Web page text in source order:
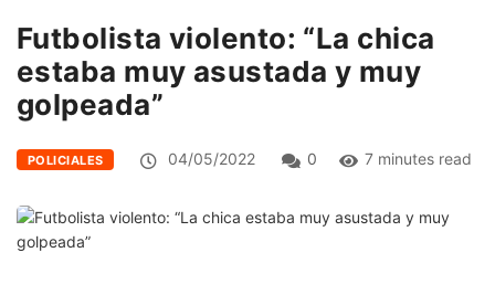
Futbolista violento: “La chica
estaba muy asustada y muy
golpeada”
POLICIALES 04/05/2022 0 7 minutes read